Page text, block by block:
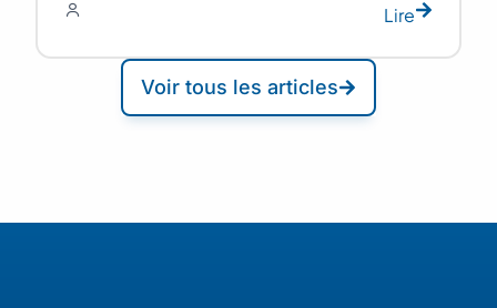
Lire
Voir tous les articles